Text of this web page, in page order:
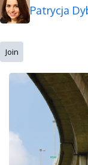
Patrycja
Join